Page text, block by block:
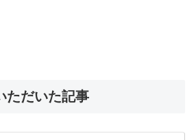
ただいた記事